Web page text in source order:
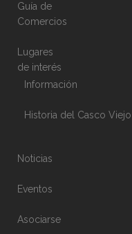
Guía de
Comercios
Lugares
de interés
Información
Historia del Casco Viejo
Noticias
Eventos
Asociarse